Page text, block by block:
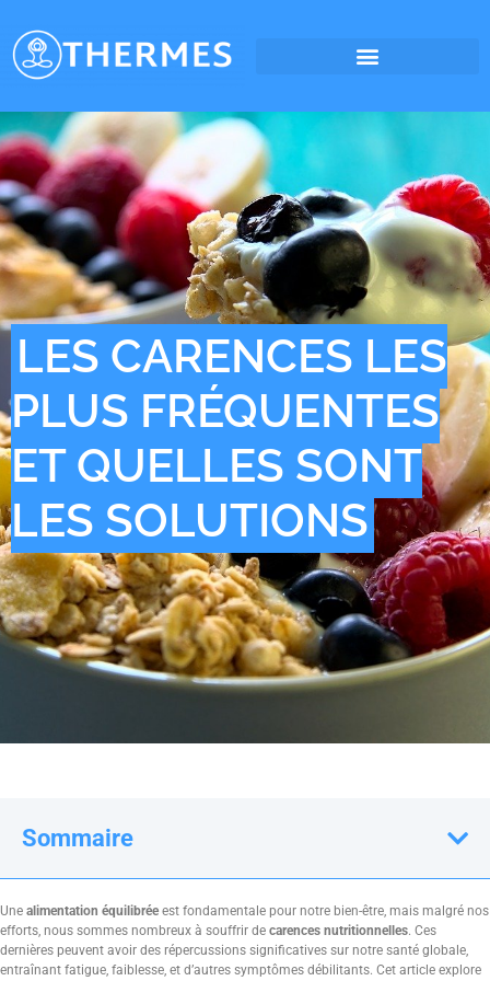
LES CARENCES LES
PLUS FRÉQUENTES
ET QUELLES SONT
LES SOLUTIONS
Sommaire
Une alimentation équilibrée est fondamentale pour notre bien-être, mais malgré nos
efforts, nous sommes nombreux à souffrir de carences nutritionnelles. Ces
dernières peuvent avoir des répercussions significatives sur notre santé globale,
entraînant fatigue, faiblesse, et d’autres symptômes débilitants. Cet article explore